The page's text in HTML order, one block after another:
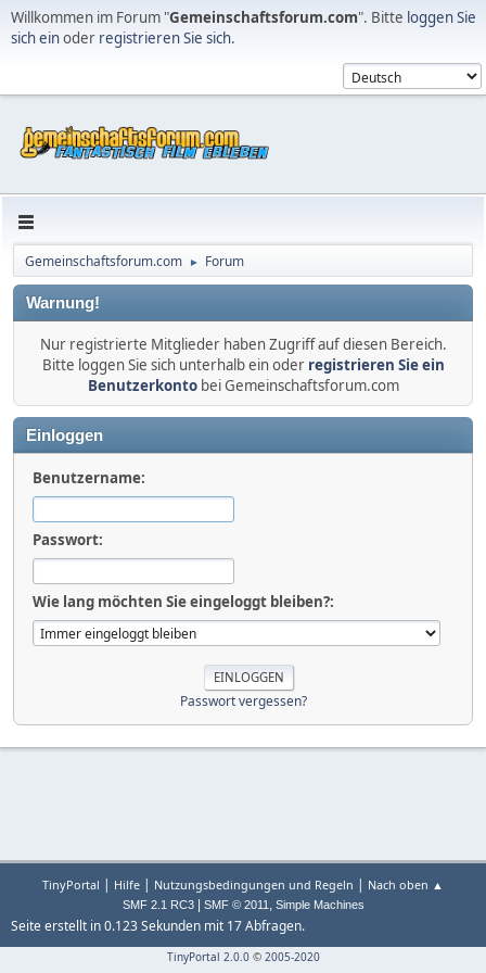
Willkommen im Forum "Gemeinschaftsforum.com". Bitte loggen Sie
sich einoder registrieren Sie sich.
Gemeinschaftsforum.com ► Forum
Warnung!
Nur registrierte Mitglieder haben Zugriff auf diesen Bereich.
Bitte loggen Sie sich unterhalb ein oder registrieren Sie ein
Benutzerkontobei Gemeinschaftsforum.com
Einloggen
Benutzername:
Passwort:
Wie lang möchten Sie eingeloggt bleiben?:
Passwort vergessen?
TinyPortal | Hilfe | Nutzungsbedingungen und Regeln | Nach oben ▲
SMF 2.1 RC3| SMF © 2011, Simple Machines
Seite erstellt in 0.123 Sekunden mit 17 Abfragen.
TinyPortal 2.0.0© 2005-2020